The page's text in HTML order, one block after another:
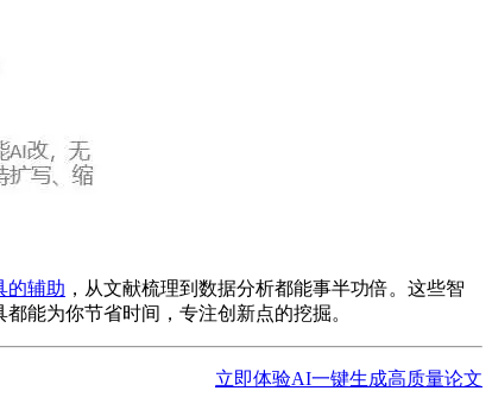
的辅助 ，从文献梳理到数据分析都能事半功倍。这些智
能为你节省时间，专注创新点的挖掘。
立即体验AI一键生成高质量论文